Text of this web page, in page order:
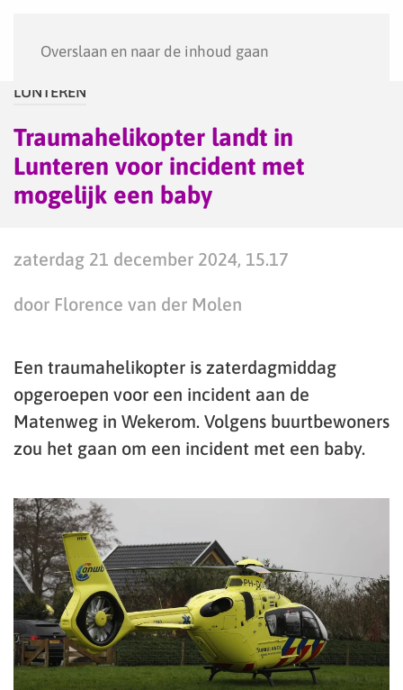
Overslaan en naar de inhoud gaan
LUNTEREN
Traumahelikopter landt in
Lunteren voor incident met
mogelijk een baby
zaterdag 21 december 2024, 15.17
door Florence van der Molen
Een traumahelikopter is zaterdagmiddag
opgeroepen voor een incident aan de
Matenweg in Wekerom. Volgens buurtbewoners
zou het gaan om een incident met een baby.